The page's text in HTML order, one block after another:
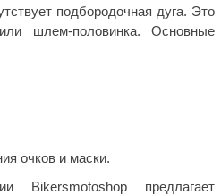
подбородочная дуга. Это
шлем-половинка. Основные
очков и маски.
Bikersmotoshop предлагает